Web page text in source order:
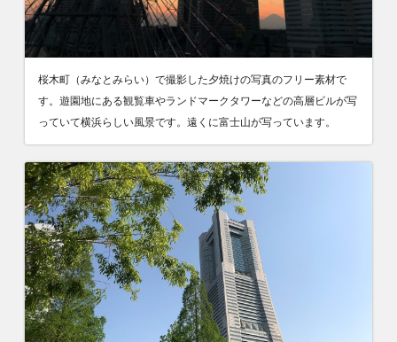
桜木町（みなとみらい）で撮影した夕焼けの写真のフリー素材で
す。遊園地にある観覧車やランドマークタワーなどの高層ビルが写
っていて横浜らしい風景です。遠くに富士山が写っています。